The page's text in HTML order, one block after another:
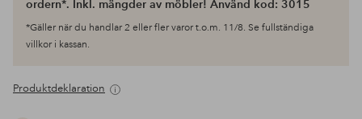
ordern*. Inkl. mängder av möbler! Använd kod: 3015
*Gäller när du handlar 2 eller fler varor t.o.m. 11/8. Se fullständiga
villkor i kassan.
Produktdeklaration